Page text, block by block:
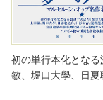
初の単行本化とな
敏、堀口大學、日